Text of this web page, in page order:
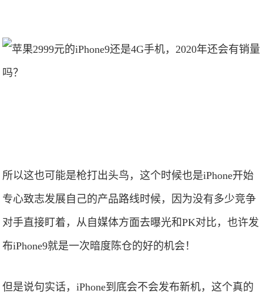
所以这也可能是枪打出头鸟，这个时候也是iPhone开始
专心致志发展自己的产品路线时候，因为没有多少竞争
对手直接盯着，从自媒体方面去曝光和PK对比，也许发
布iPhone9就是一次暗度陈仓的好的机会！
但是说句实话，iPhone到底会不会发布新机，这个真的